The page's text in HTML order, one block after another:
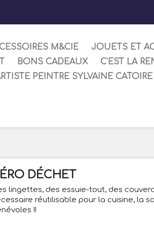
M&CIE JOUETS ET
BONS CADEAUX C'EST LA
PEINTRE SYLVAINE CATOIRE
DÉCHET
lingettes, des essuie-tout, des
réutilisable pour la cuisine, la
!!